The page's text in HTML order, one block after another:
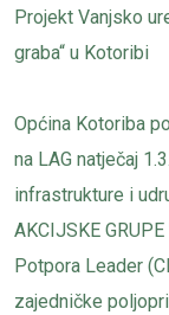
Projekt Vanjsko
graba“ u Kotoribi
Općina Kotoriba
na LAG natječaj
infrastrukture i
AKCIJSKE
Potpora Leader
zajedničke